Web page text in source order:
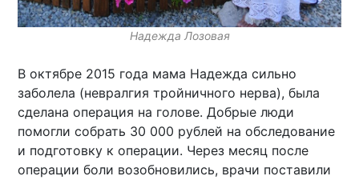
Надежда Лозовая
В октябре 2015 года мама Надежда сильно
заболела (невралгия тройничного нерва), была
сделана операция на голове. Добрые люди
помогли собрать 30 000 рублей на обследование
и подготовку к операции. Через месяц после
операции боли возобновились, врачи поставили